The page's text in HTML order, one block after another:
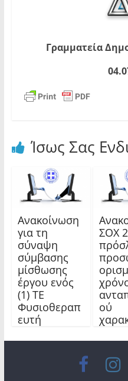
Γραμματεία
Ίσως Σας
Ανακοίνωση
για τη
σύναψη
σύμβασης
μίσθωσης
έργου ενός
(1) ΤΕ
Φυσιοθεραπ
ευτή
ΣΟΧ
ού